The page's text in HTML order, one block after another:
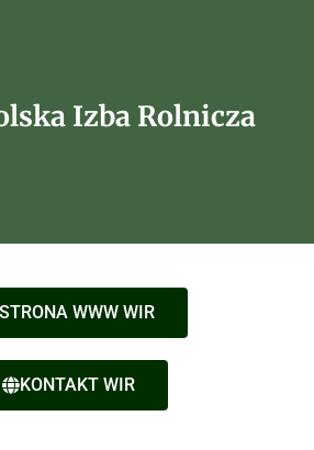
Izba Rolnicza
STRONA WWW WIR
KONTAKT WIR